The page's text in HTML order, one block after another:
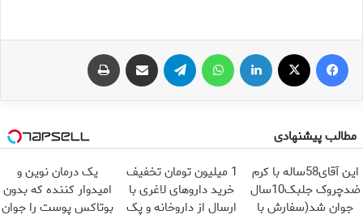
فیس بوک لینکدین تلگرام اشتراک گذاری از طریق ایمیل
مطالب پیشنهادی
این آقای58ساله با کرم
ضدچروک جلبک10سال
جوان شد(سفارش با
1 میلیون تومان تخفیف
خرید داروهای لاغری با
ارسال از داروخانه و پک
یک درمان نوین و
امیدوار کننده که بدون
بوتاکس پوست را جوان